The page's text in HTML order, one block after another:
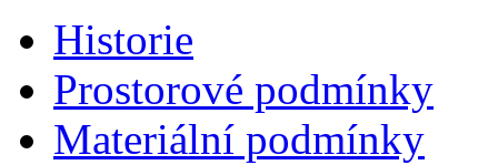
Historie
Prostorové podmínky
Materiální podmínky